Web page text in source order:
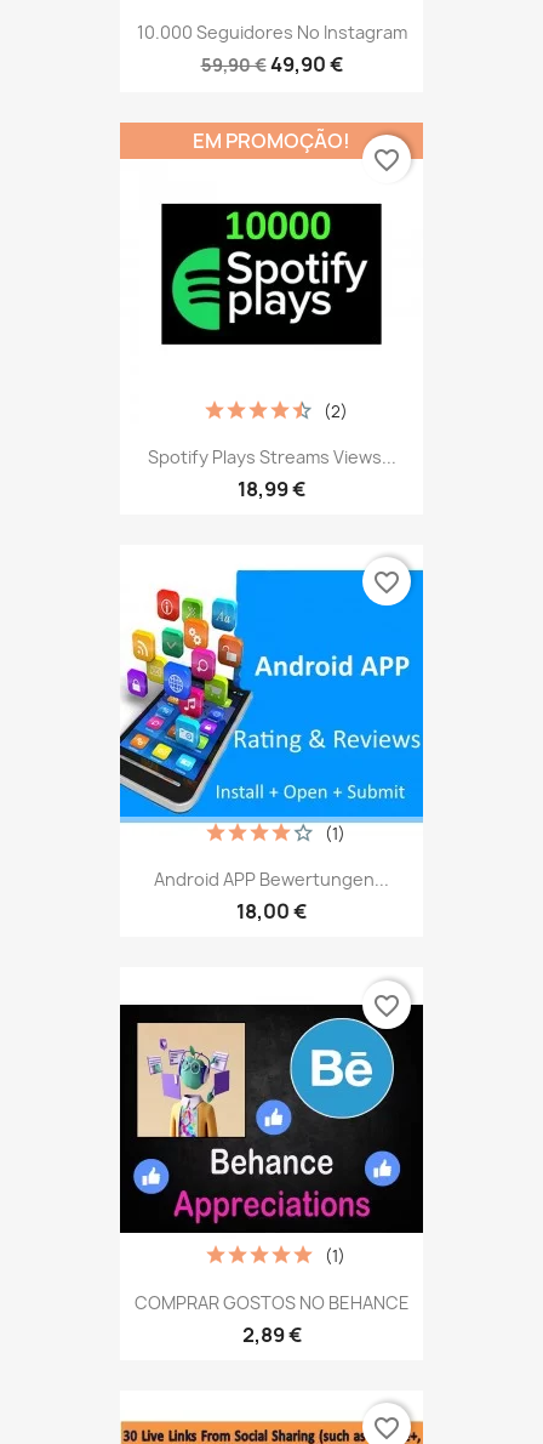
10.000 Seguidores No Instagram
59,90 €49,90 €
Spotify Plays Streams Views...
18,99 €
(2)
EM PROMOÇÃO!
favorite_border
Android APP Bewertungen...
18,00 €
(1)
favorite_border
COMPRAR GOSTOS NO BEHANCE
2,89 €
(1)
favorite_border
favorite_border